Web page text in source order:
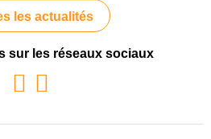
les actualités
sur les réseaux sociaux